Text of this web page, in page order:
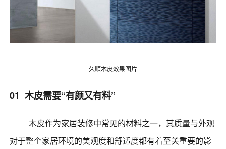
久顺木皮效果图片
01 木皮需要“有颜又有料”
木皮作为家居装修中常见的材料之一，其质量与外观
对于整个家居环境的美观度和舒适度都有着至关重要的影